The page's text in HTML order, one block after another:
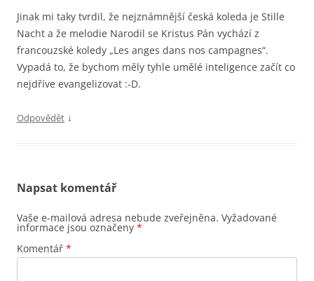
Jinak mi taky tvrdil, že nejznámnější česká koleda je Stille
Nacht a že melodie Narodil se Kristus Pán vychází z
francouzské koledy „Les anges dans nos campagnes“.
Vypadá to, že bychom měly tyhle umělé inteligence začít co
nejdříve evangelizovat :-D.
Odpovědět ↓
Napsat komentář
Vaše e-mailová adresa nebude zveřejněna. Vyžadované
informace jsou označeny *
Komentář *